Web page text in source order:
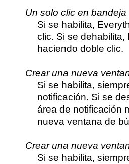
Un solo clic en bandeja
Si se habilita,
clic. Si se
haciendo doble clic.
Crear una nueva
Si se habilita,
notificación. Si se
área de notificación
nueva ventana de
Crear una nueva
Si se habilita,